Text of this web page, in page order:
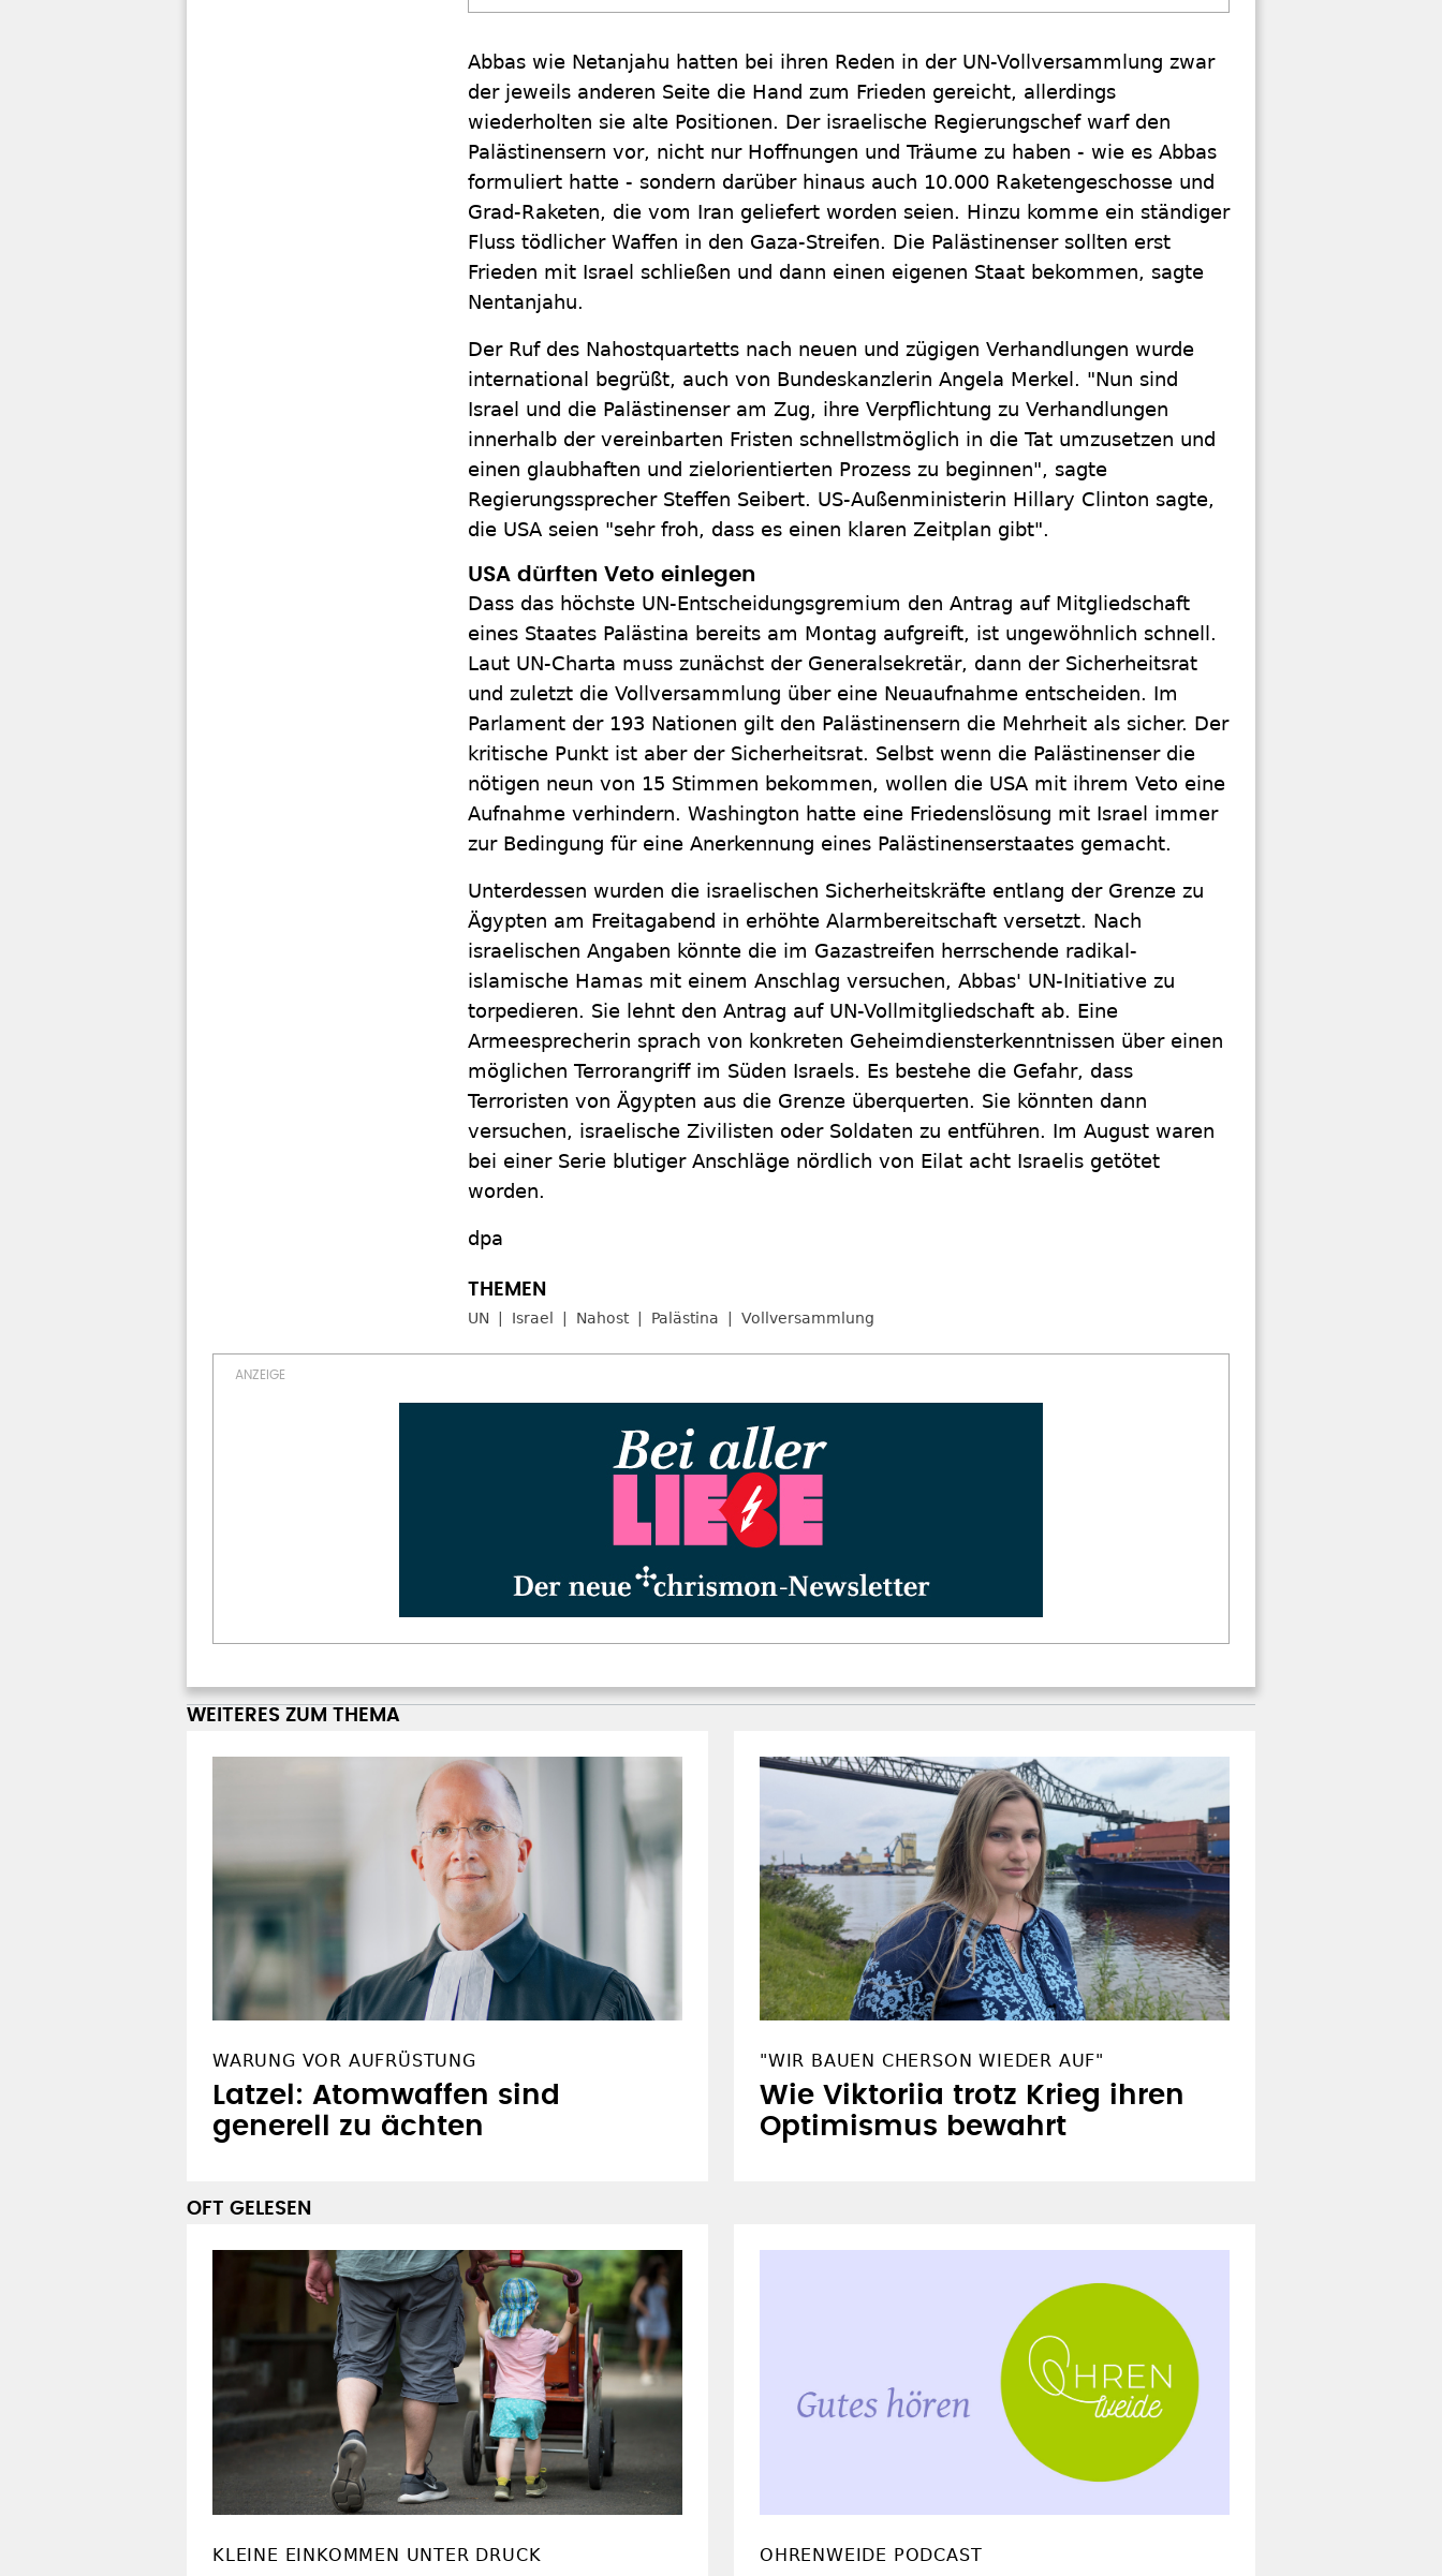
Abbas wie Netanjahu hatten bei ihren Reden in der UN-Vollversammlung zwar
der jeweils anderen Seite die Hand zum Frieden gereicht, allerdings
wiederholten sie alte Positionen. Der israelische Regierungschef warf den
Palästinensern vor, nicht nur Hoffnungen und Träume zu haben - wie es Abbas
formuliert hatte - sondern darüber hinaus auch 10.000 Raketengeschosse und
Grad-Raketen, die vom Iran geliefert worden seien. Hinzu komme ein ständiger
Fluss tödlicher Waffen in den Gaza-Streifen. Die Palästinenser sollten erst
Frieden mit Israel schließen und dann einen eigenen Staat bekommen, sagte
Nentanjahu.
Der Ruf des Nahostquartetts nach neuen und zügigen Verhandlungen wurde
international begrüßt, auch von Bundeskanzlerin Angela Merkel. "Nun sind
Israel und die Palästinenser am Zug, ihre Verpflichtung zu Verhandlungen
innerhalb der vereinbarten Fristen schnellstmöglich in die Tat umzusetzen und
einen glaubhaften und zielorientierten Prozess zu beginnen", sagte
Regierungssprecher Steffen Seibert. US-Außenministerin Hillary Clinton sagte,
die USA seien "sehr froh, dass es einen klaren Zeitplan gibt".
USA dürften Veto einlegen
Dass das höchste UN-Entscheidungsgremium den Antrag auf Mitgliedschaft
eines Staates Palästina bereits am Montag aufgreift, ist ungewöhnlich schnell.
Laut UN-Charta muss zunächst der Generalsekretär, dann der Sicherheitsrat
und zuletzt die Vollversammlung über eine Neuaufnahme entscheiden. Im
Parlament der 193 Nationen gilt den Palästinensern die Mehrheit als sicher. Der
kritische Punkt ist aber der Sicherheitsrat. Selbst wenn die Palästinenser die
nötigen neun von 15 Stimmen bekommen, wollen die USA mit ihrem Veto eine
Aufnahme verhindern. Washington hatte eine Friedenslösung mit Israel immer
zur Bedingung für eine Anerkennung eines Palästinenserstaates gemacht.
Unterdessen wurden die israelischen Sicherheitskräfte entlang der Grenze zu
Ägypten am Freitagabend in erhöhte Alarmbereitschaft versetzt. Nach
israelischen Angaben könnte die im Gazastreifen herrschende radikal-
islamische Hamas mit einem Anschlag versuchen, Abbas' UN-Initiative zu
torpedieren. Sie lehnt den Antrag auf UN-Vollmitgliedschaft ab. Eine
Armeesprecherin sprach von konkreten Geheimdiensterkenntnissen über einen
möglichen Terrorangriff im Süden Israels. Es bestehe die Gefahr, dass
Terroristen von Ägypten aus die Grenze überquerten. Sie könnten dann
versuchen, israelische Zivilisten oder Soldaten zu entführen. Im August waren
bei einer Serie blutiger Anschläge nördlich von Eilat acht Israelis getötet
worden.
dpa
UN Israel Nahost Palästina Vollversammlung
WEITERES ZUM THEMA
WARUNG VOR AUFRÜSTUNG
Latzel: Atomwaffen sind
generell zu ächten
"WIR BAUEN CHERSON WIEDER AUF"
Wie Viktoriia trotz Krieg ihren
Optimismus bewahrt
OFT GELESEN
KLEINE EINKOMMEN UNTER DRUCK OHRENWEIDE PODCAST